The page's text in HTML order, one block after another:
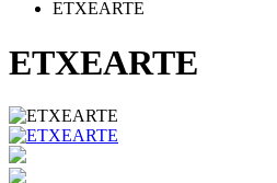
ETXEARTE
ETXEARTE